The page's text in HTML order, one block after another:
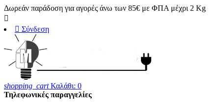
Δωρεάν παράδοση για αγορές άνω των 85€ με ΦΠΑ μέχρι 2 Kg

 Σύνδεση
shopping_cart Καλάθι: 0
Τηλεφωνικές παραγγελίες